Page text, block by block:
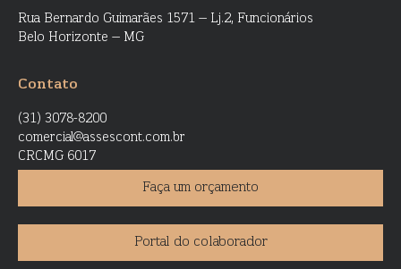
Rua Bernardo Guimarães 1571 – Lj.2, Funcionários
Belo Horizonte – MG
Contato
(31) 3078-8200
comercial@assescont.com.br
CRCMG 6017
Faça um orçamento
Portal do colaborador